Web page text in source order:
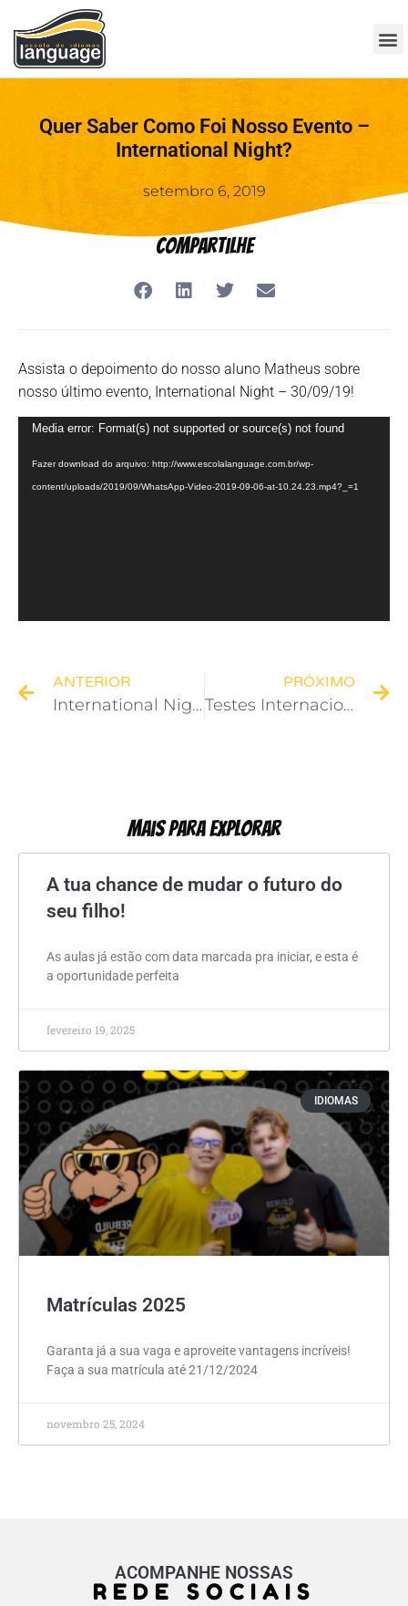
Quer Saber Como Foi Nosso Evento –
International Night?
setembro 6, 2019
Compartilhe
Assista o depoimento do nosso aluno Matheus sobre
nosso último evento, International Night – 30/09/19!
Tocador
vídeo
Media error: Format(s) not supported or source(s) not found
Fazer download do arquivo: http://www.escolalanguage.com.br/wp-
content/uploads/2019/09/WhatsApp-Video-2019-09-06-at-10.24.23.mp4?_=1
ANTERIOR
International Night
PRÓXIMO
Testes Internacionais (Exame de proficiência)
Mais Para Explorar
A tua chance de mudar o futuro do
seu filho!
As aulas já estão com data marcada pra iniciar, e esta é
a oportunidade perfeita
fevereiro 19, 2025
IDIOMAS
Matrículas 2025
Garanta já a sua vaga e aproveite vantagens incríveis!
Faça a sua matrícula até 21/12/2024
novembro 25, 2024
ACOMPANHE NOSSAS
REDE SOCIAIS